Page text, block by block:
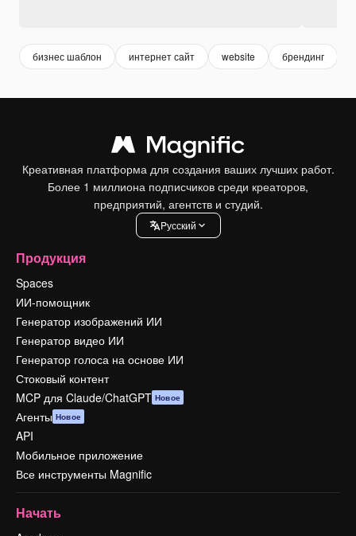
бизнес шаблон интернет сайт website брендинг
Креативная платформа для создания ваших лучших работ.
Более 1 миллиона подписчиков среди креаторов,
предприятий, агентств и студий.
Pусский
Продукция
Spaces
ИИ-помощник
Генератор изображений ИИ
Генератор видео ИИ
Генератор голоса на основе ИИ
Стоковый контент
MCP для Claude/ChatGPT Новое
Агенты Новое
API
Мобильное приложение
Все инструменты Magnific
Начать